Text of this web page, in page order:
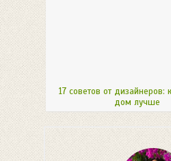
17 советов от дизайнеров:
дом лучше